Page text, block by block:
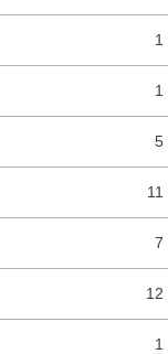
1
1
5
11
7
12
1